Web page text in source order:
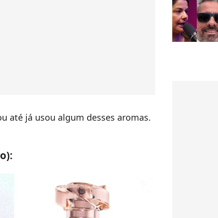
até já usou algum desses aromas.